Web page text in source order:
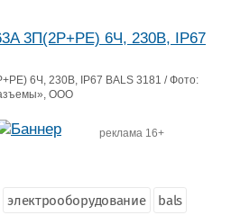
6Ч, 230В, IP67 BALS 3181 / Фото:
ООО
реклама 16+
электрооборудование
bals